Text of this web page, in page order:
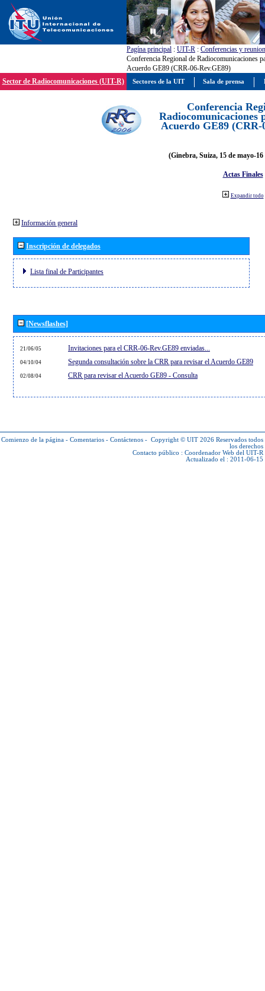
Pagína principal : UIT-R : Conferencias y
Conferencia Regional de Radiocomunicaciones
Acuerdo GE89 (CRR-06-Rev.GE89)
Sector de Radiocomunicaciones (UIT-R)
Conferencia
Radiocomunicaciones
Acuerdo GE89 (CRR-
(Ginebra, Suiza, 15 de mayo-
Actas Finales
Expandir todo
Información general
Inscripción de delegados
Lista final de Participantes
[Newsflashes]
21/06/05 Invitaciones para el CRR-06-Rev.GE89 enviadas...
04/10/04 Segunda consultación sobre la CRR para revisar el Acuerdo GE89
02/08/04 CRR para revisar el Acuerdo GE89 - Consulta
Comienzo de la página - Comentarios - Contáctenos - Copyright © UIT 2026 Reservados todos
los derechos
Contacto público : Coordenador Web del UIT-R
Actualizado el : 2011-06-15
Sectores de la UIT Sala de prensa